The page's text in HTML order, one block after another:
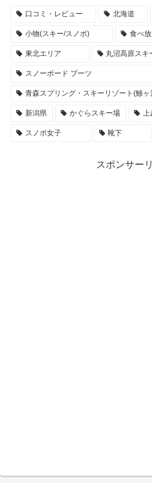
口コミ・レビュー 北海道
小物(スキー/スノボ) 食べ
東北エリア 丸沼高原スキ
スノーボード ブーツ
青森スプリング・スキーリゾート(鯵
新潟県 かぐらスキー場 上
スノボ女子 靴下
スポンサー